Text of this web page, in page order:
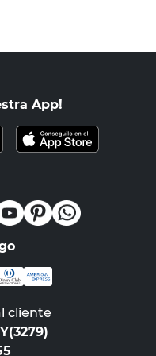
App!
cliente